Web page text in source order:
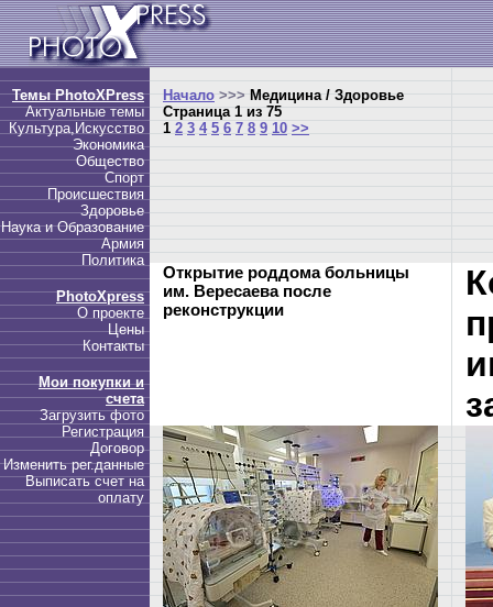
Темы PhotoXPress
Актуальные темы
Культура,Искусство
Экономика
Общество
Спорт
Происшествия
Здоровье
Наука и Образование
Армия
Политика
PhotoXpress
О проекте
Цены
Контакты
Мои покупки и
счета
Загрузить фото
Регистрация
Договор
Изменить рег.данные
Выписать счет на
оплату
Начало >>> Медицина / Здоровье
Страница 1 из 75
1 2 3 4 5 6 7 8 9 10 >>
Открытие роддома больницы
им. Вересаева после
реконструкции